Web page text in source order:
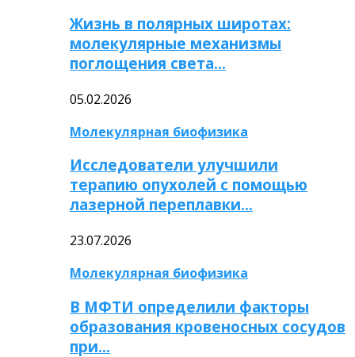
Жизнь в полярных широтах:
молекулярные механизмы
поглощения света…
05.02.2026
Молекулярная биофизика
Исследователи улучшили
терапию опухолей с помощью
лазерной переплавки…
23.07.2026
Молекулярная биофизика
В МФТИ определили факторы
образования кровеносных сосудов
при…